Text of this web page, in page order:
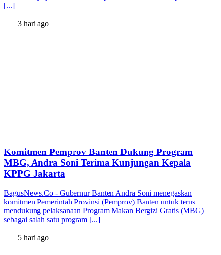
[...]
3 hari ago
Komitmen Pemprov Banten Dukung Program
MBG, Andra Soni Terima Kunjungan Kepala
KPPG Jakarta
BagusNews.Co - Gubernur Banten Andra Soni menegaskan
komitmen Pemerintah Provinsi (Pemprov) Banten untuk terus
mendukung pelaksanaan Program Makan Bergizi Gratis (MBG)
sebagai salah satu program [...]
5 hari ago